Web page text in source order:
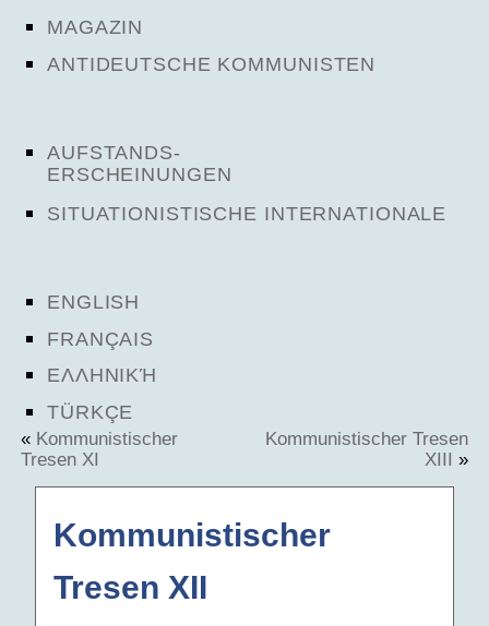
MAGAZIN
ANTIDEUTSCHE KOMMUNISTEN
AUFSTANDS-
ERSCHEINUNGEN
SITUATIONISTISCHE INTERNATIONALE
ENGLISH
FRANÇAIS
ΕΛΛΗΝΙΚΉ
TÜRKÇE
« Kommunistischer
Tresen XI
Kommunistischer Tresen
XIII »
Kommunistischer
Tresen XII